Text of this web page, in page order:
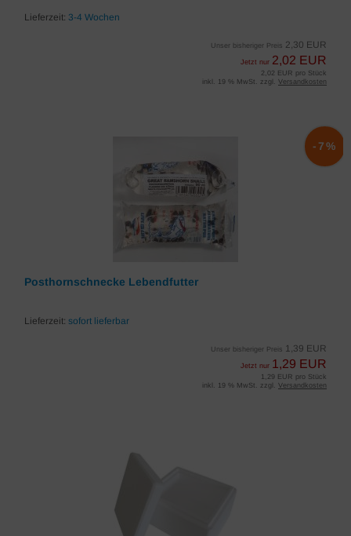
Lieferzeit: 3-4 Wochen
Unser bisheriger Preis 2,30 EUR
Jetzt nur 2,02 EUR
2,02 EUR pro Stück
inkl. 19 % MwSt. zzgl. Versandkosten
Posthornschnecke Lebendfutter
Lieferzeit: sofort lieferbar
Unser bisheriger Preis 1,39 EUR
Jetzt nur 1,29 EUR
-7%
1,29 EUR pro Stück
inkl. 19 % MwSt. zzgl. Versandkosten